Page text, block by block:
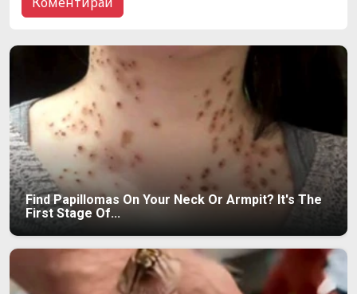
Find Papillomas On Your Neck Or Armpit? It's The
First Stage Of...